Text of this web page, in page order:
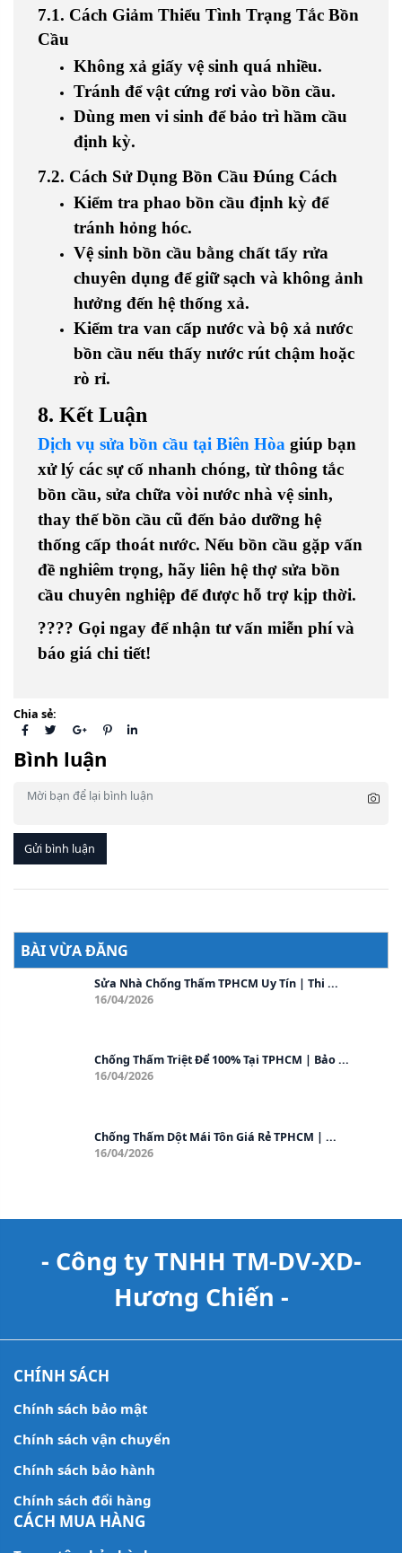
7.1. Cách Giảm Thiểu Tình Trạng Tắc Bồn
Cầu
Không xả giấy vệ sinh quá nhiều.
Tránh để vật cứng rơi vào bồn cầu.
Dùng men vi sinh để bảo trì hầm cầu
định kỳ.
7.2. Cách Sử Dụng Bồn Cầu Đúng Cách
Kiểm tra phao bồn cầu định kỳ để
tránh hỏng hóc.
Vệ sinh bồn cầu bằng chất tẩy rửa
chuyên dụng để giữ sạch và không ảnh
hưởng đến hệ thống xả.
Kiểm tra van cấp nước và bộ xả nước
bồn cầu nếu thấy nước rút chậm hoặc
rò rỉ.
8. Kết Luận
Dịch vụ sửa bồn cầu tại Biên Hòa giúp bạn
xử lý các sự cố nhanh chóng, từthông tắc
bồn cầu, sửa chữa vòi nước nhà vệ sinh,
thay thế bồn cầu cũ đến bảo dưỡng hệ
thống cấp thoát nước. Nếu bồn cầu gặp vấn
đề nghiêm trọng, hãy liên hệ thợ sửa bồn
cầu chuyên nghiệp để được hỗ trợ kịp thời.
???? Gọi ngay để nhận tư vấn miễn phí và
báo giá chi tiết!
Chia sẻ:
Bình luận
Gửi bình luận
BÀI VỪA ĐĂNG
Sửa Nhà Chống Thấm TPHCM Uy Tín | Thi ...
16/04/2026
Chống Thấm Triệt Để 100% Tại TPHCM | Bảo ...
16/04/2026
Chống Thấm Dột Mái Tôn Giá Rẻ TPHCM | ...
16/04/2026
- Công ty TNHH TM-DV-XD-
Hương Chiến -
CHÍNH SÁCH
Chính sách bảo mật
Chính sách vận chuyển
Chính sách bảo hành
Chính sách đổi hàng
CÁCH MUA HÀNG